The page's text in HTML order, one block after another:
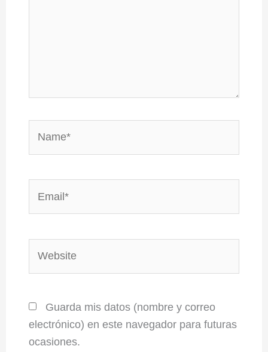
Guarda mis datos (nombre y correo
electrónico) en este navegador para futuras
ocasiones.